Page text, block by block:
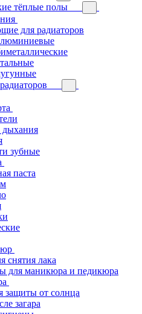
тёплые полы
для радиаторов
зубные
паста
снятия лака
для маникюра и педикюра
защиты от солнца
загара